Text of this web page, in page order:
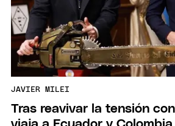
JAVIER MILEI
Tras reavivar la tensión